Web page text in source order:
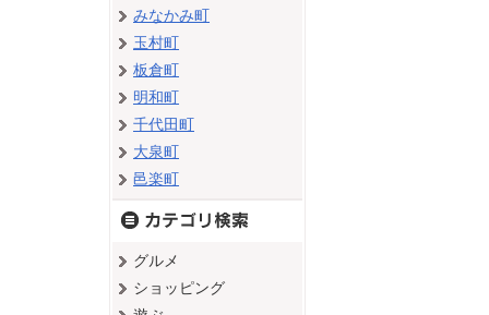
みなかみ町
玉村町
板倉町
明和町
千代田町
大泉町
邑楽町
グルメ
ショッピング